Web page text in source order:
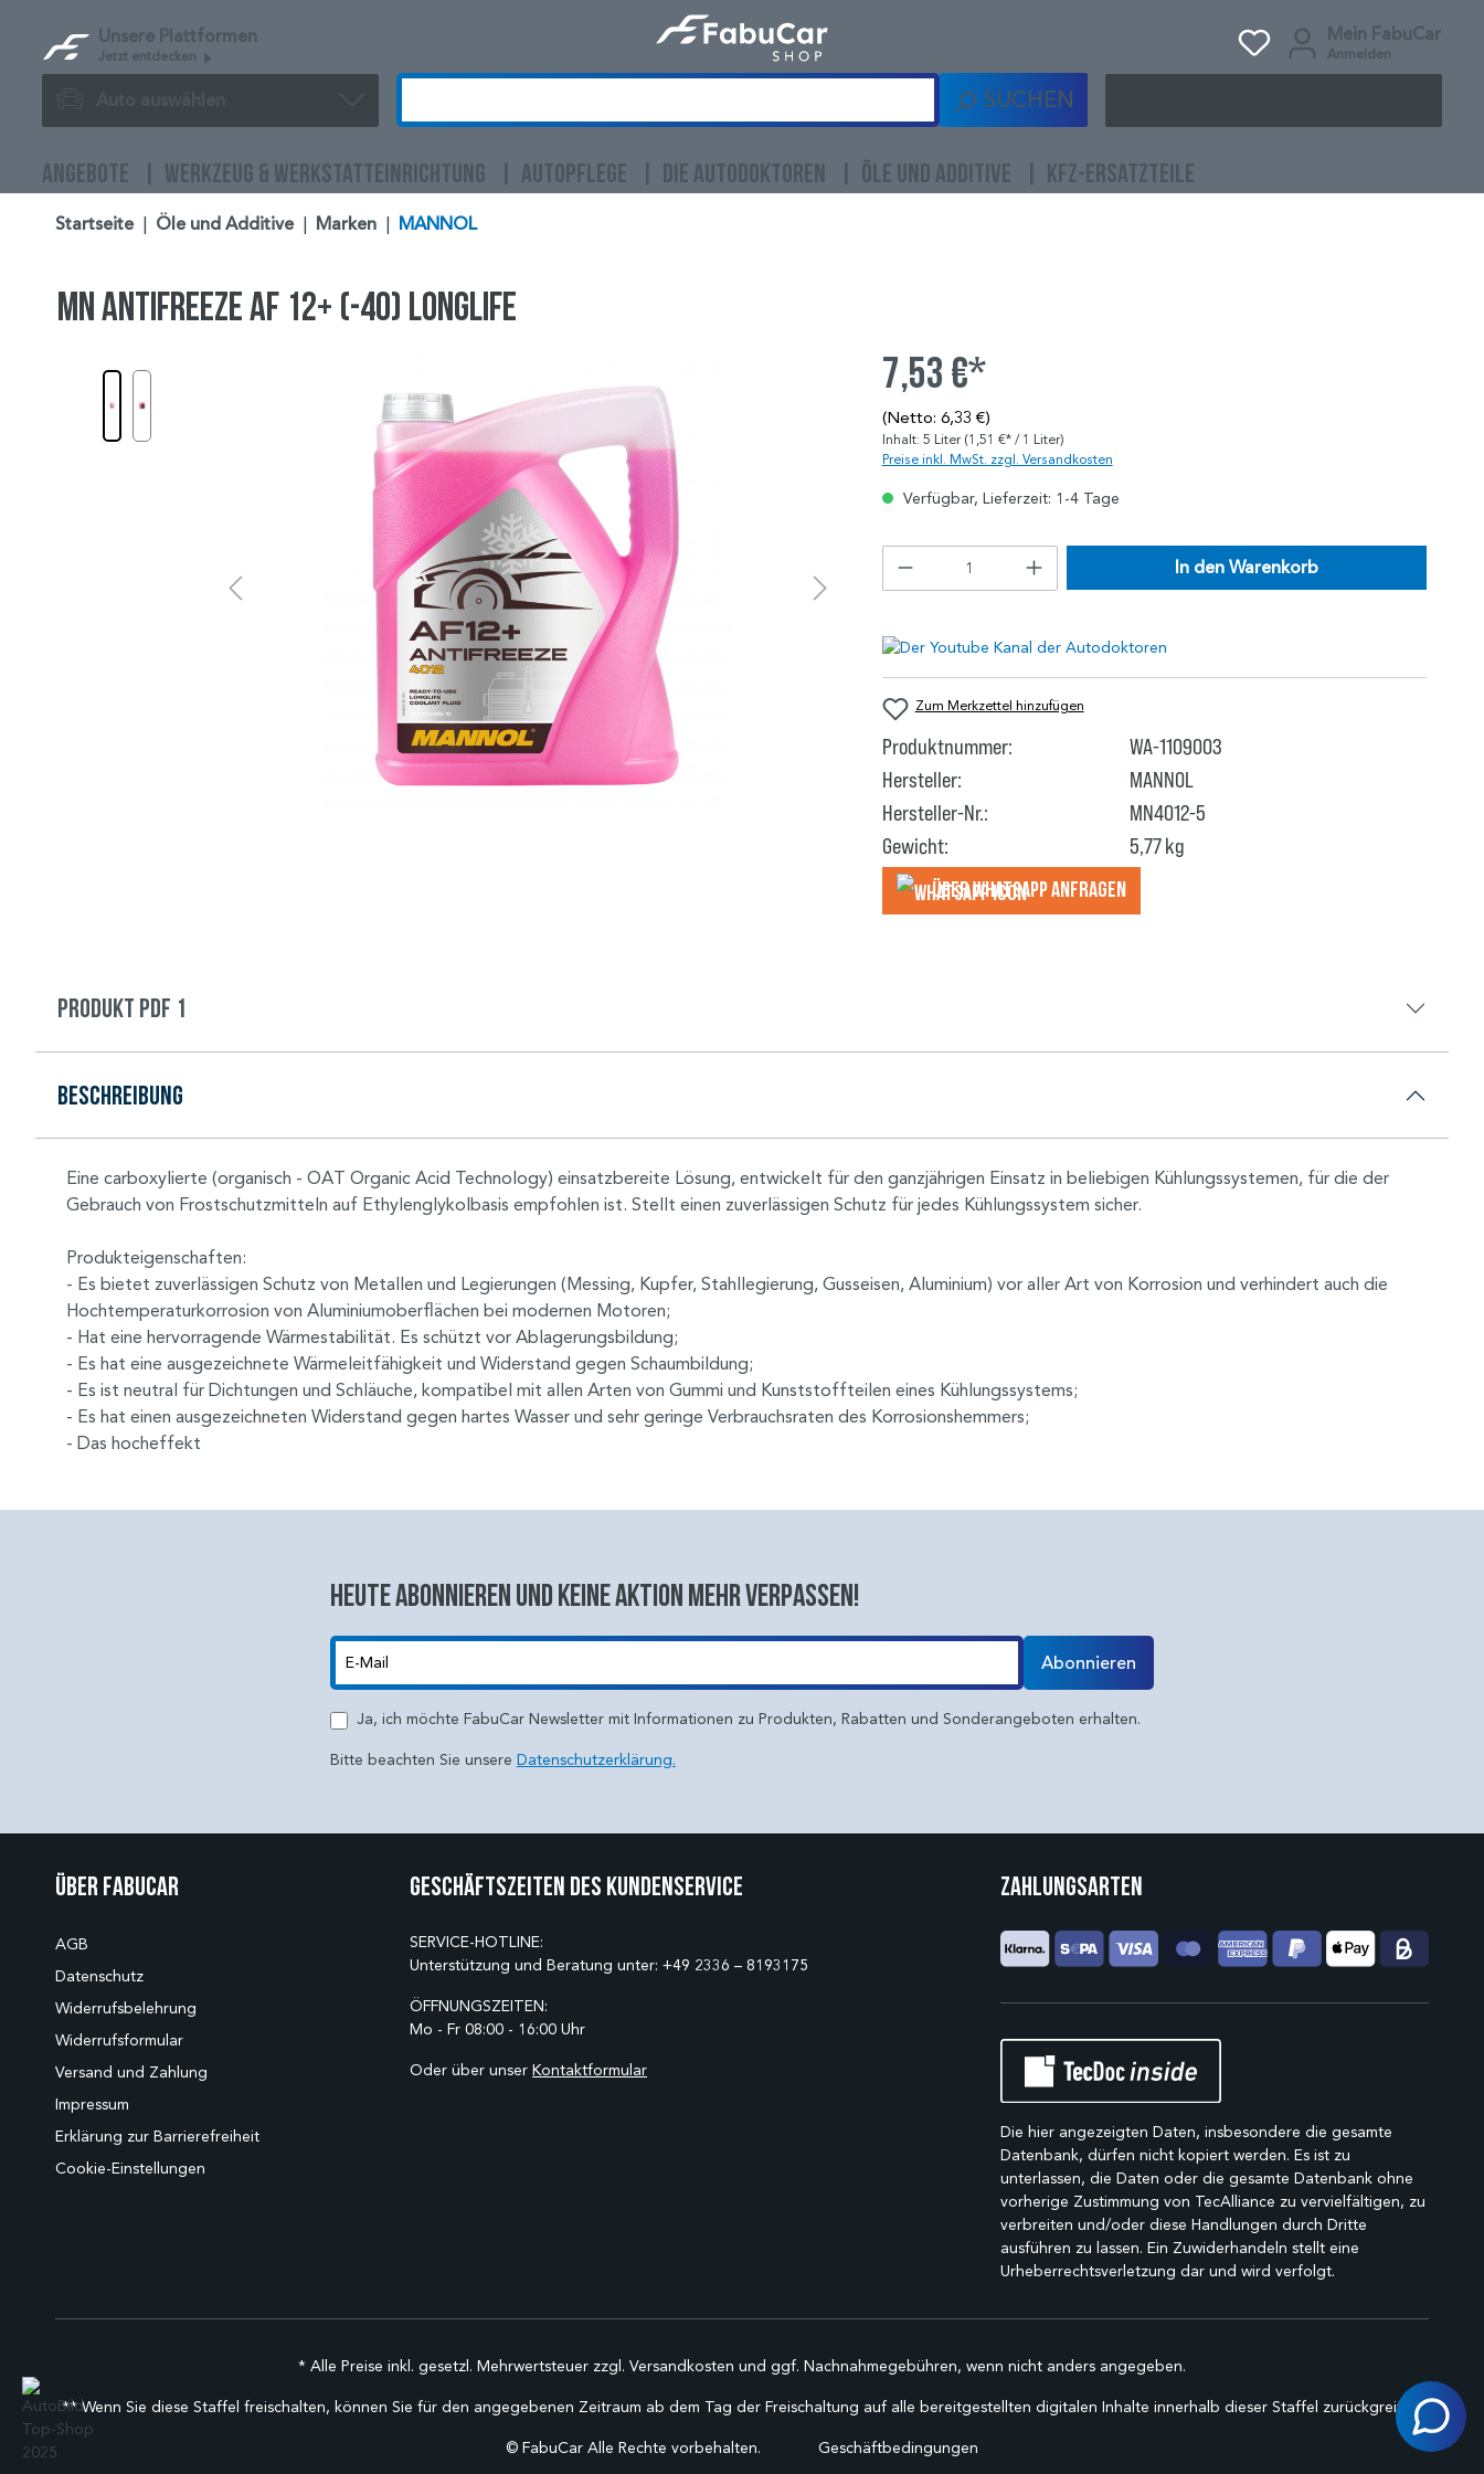
Unsere Plattformen
Jetzt entdecken
Mein FabuCar
Anmelden
Auto auswählen SUCHEN
ANGEBOTE WERKZEUG & WERKSTATTEINRICHTUNG AUTOPFLEGE DIE AUTODOKTOREN ÖLE UND ADDITIVE KFZ-ERSATZTEILE
Startseite Öle und Additive Marken MANNOL
MN Antifreeze AF 12+ (-40) Longlife
7,53 €*
(Netto: 6,33 €)
Inhalt: 5 Liter (1,51 €* / 1 Liter)
Preise inkl. MwSt. zzgl. Versandkosten
Verfügbar, Lieferzeit: 1-4 Tage
In den Warenkorb
Zum Merkzettel hinzufügen
Produktnummer:
WA-1109003
Hersteller:
MANNOL
Hersteller-Nr.:
MN4012-5
Gewicht:
5,77 kg
Über WhatsApp anfragеn
Produkt PDF 1
Beschreibung
Eine carboxylierte (organisch - OAT Organic Acid Technology) einsatzbereite Lösung, entwickelt für den ganzjährigen Einsatz in beliebigen Kühlungssystemen, für die der
Gebrauch von Frostschutzmitteln auf Ethylenglykolbasis empfohlen ist. Stellt einen zuverlässigen Schutz für jedes Kühlungssystem sicher.
Produkteigenschaften:
- Es bietet zuverlässigen Schutz von Metallen und Legierungen (Messing, Kupfer, Stahllegierung, Gusseisen, Aluminium) vor aller Art von Korrosion und verhindert auch die
Hochtemperaturkorrosion von Aluminiumoberflächen bei modernen Motoren;
- Hat eine hervorragende Wärmestabilität. Es schützt vor Ablagerungsbildung;
- Es hat eine ausgezeichnete Wärmeleitfähigkeit und Widerstand gegen Schaumbildung;
- Es ist neutral für Dichtungen und Schläuche, kompatibel mit allen Arten von Gummi und Kunststoffteilen eines Kühlungssystems;
- Es hat einen ausgezeichneten Widerstand gegen hartes Wasser und sehr geringe Verbrauchsraten des Korrosionshemmers;
- Das hocheffekt
Heute abonnieren und keine aktion mehr verpassen!
Abonnieren
Ja, ich möchte FabuCar Newsletter mit Informationen zu Produkten, Rabatten und Sonderangeboten erhalten.
Bitte beachten Sie unsere Datenschutzerklärung.
Über Fabucar
AGB
Datenschutz
Widerrufsbelehrung
Widerrufsformular
Versand und Zahlung
Impressum
Erklärung zur Barrierefreiheit
Cookie-Einstellungen
Geschäftszeiten des Kundenservice
SERVICE-HOTLINE:
Unterstützung und Beratung unter: +49 2336 – 8193175
ÖFFNUNGSZEITEN:
Mo - Fr 08:00 - 16:00 Uhr
Oder über unser Kontaktformular
Zahlungsarten
Die hier angezeigten Daten, insbesondere die gesamte
Datenbank, dürfen nicht kopiert werden. Es ist zu
unterlassen, die Daten oder die gesamte Datenbank ohne
vorherige Zustimmung von TecAlliance zu vervielfältigen, zu
verbreiten und/oder diese Handlungen durch Dritte
ausführen zu lassen. Ein Zuwiderhandeln stellt eine
Urheberrechtsverletzung dar und wird verfolgt.
* Alle Preise inkl. gesetzl. Mehrwertsteuer zzgl. Versandkosten und ggf. Nachnahmegebühren, wenn nicht anders angegeben.
** Wenn Sie diese Staffel freischalten, können Sie für den angegebenen Zeitraum ab dem Tag der Freischaltung auf alle bereitgestellten digitalen Inhalte innerhalb dieser Staffel zurückgreifen.
© FabuCar Alle Rechte vorbehalten. Geschäftbedingungen